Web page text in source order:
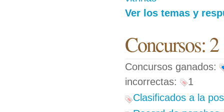
Ver los temas y
Concursos: 2
Concursos ganados:
incorrectas:
1
Clasificados a la